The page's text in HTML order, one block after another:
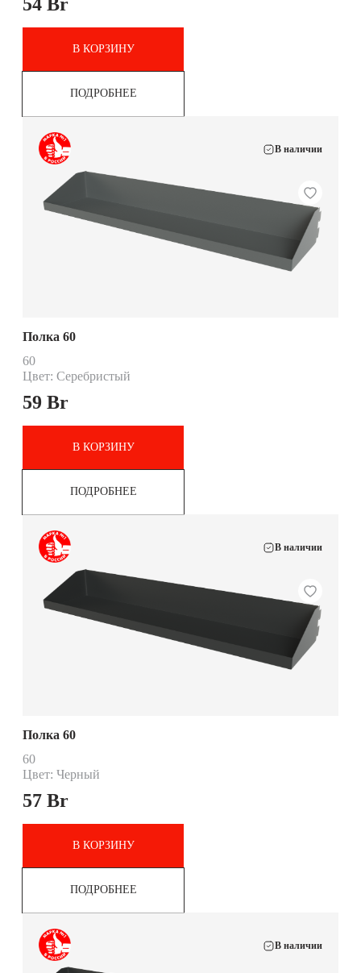
В КОРЗИНУ
ПОДРОБНЕЕ
В наличии
Полка 60
60
Цвет: Серебристый
59 Br
В КОРЗИНУ
ПОДРОБНЕЕ
В наличии
Полка 60
60
Цвет: Черный
57 Br
В КОРЗИНУ
ПОДРОБНЕЕ
В наличии